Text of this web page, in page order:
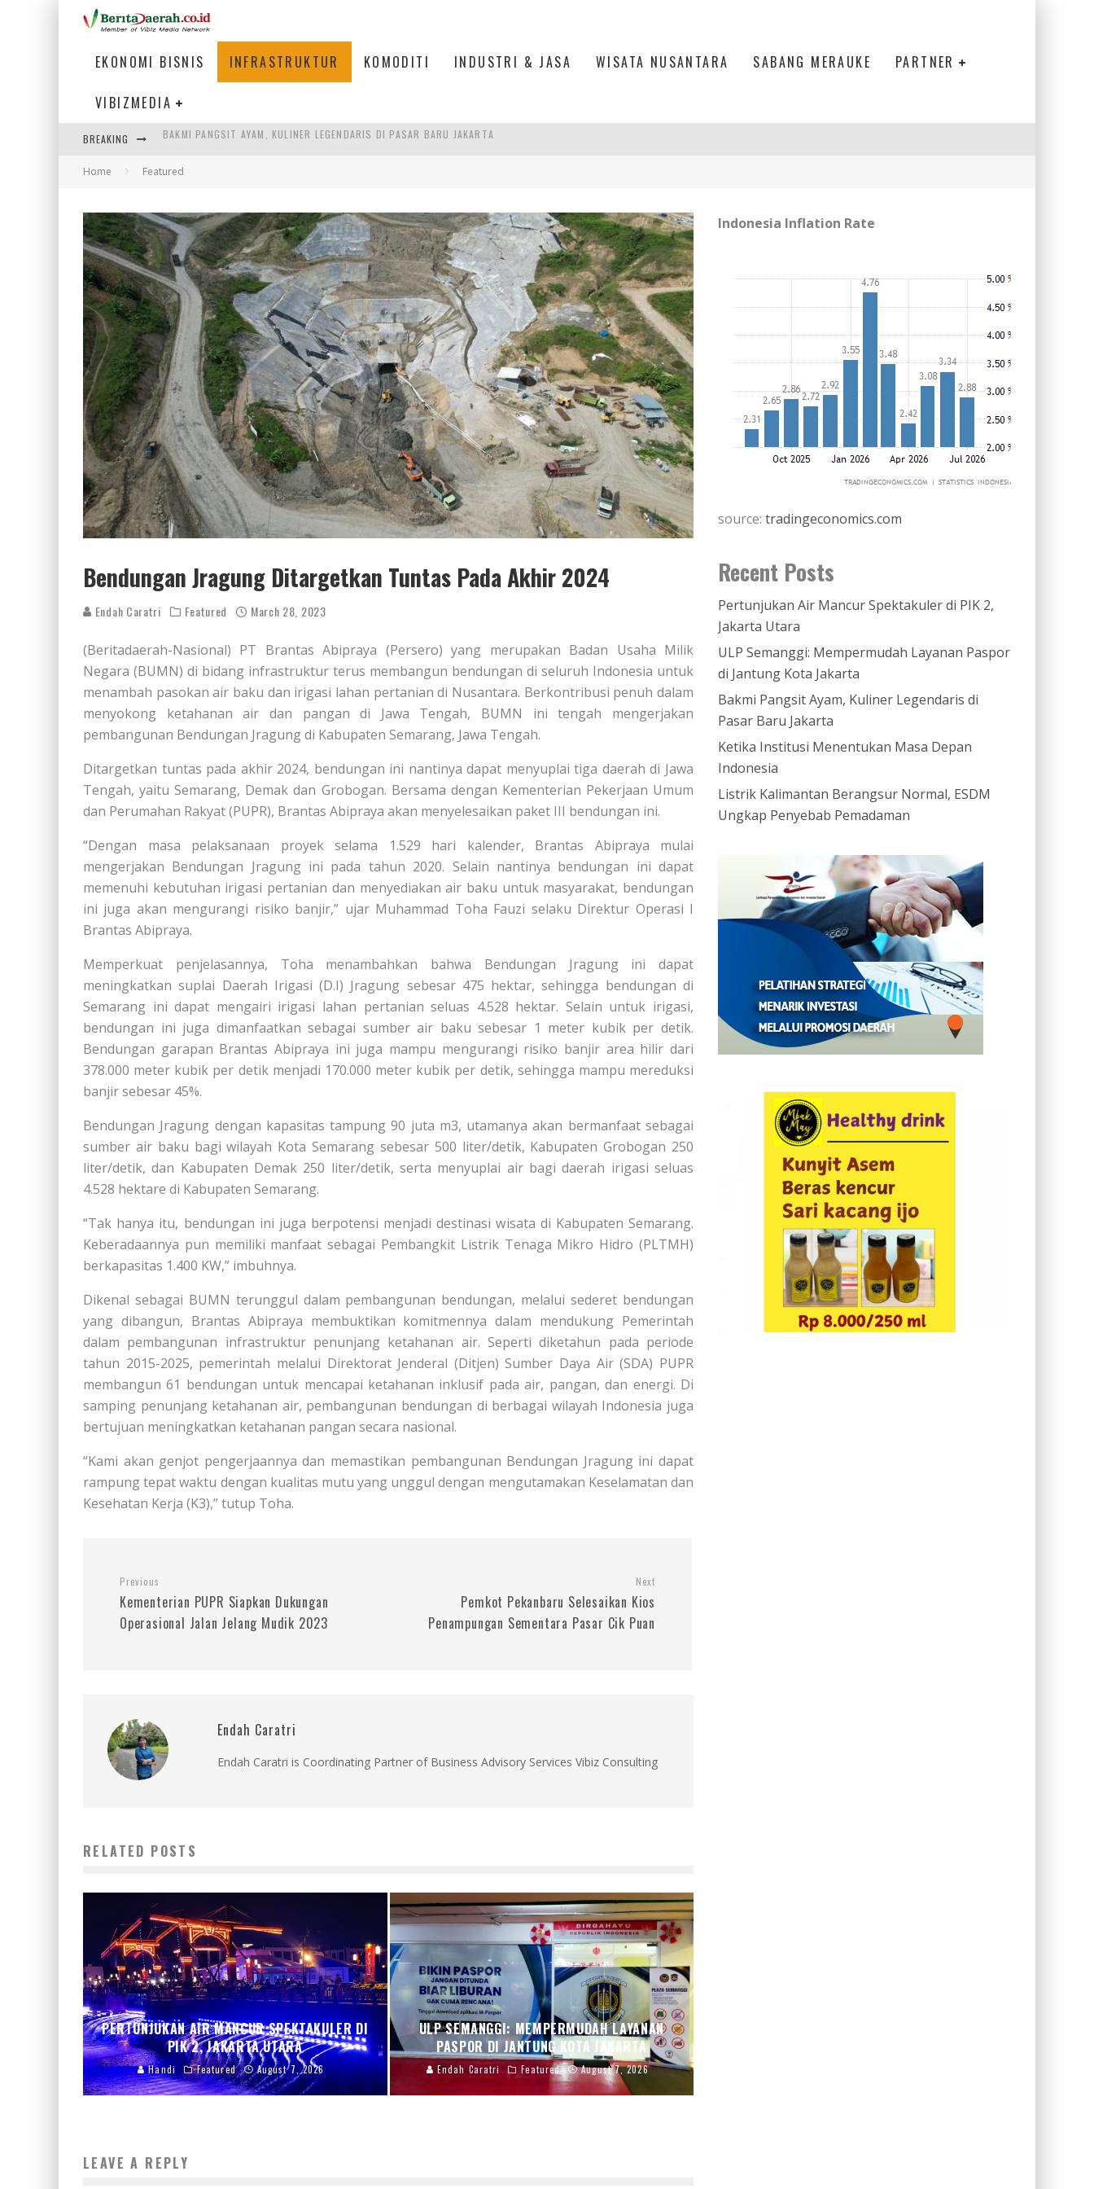
EKONOMI BISNIS INFRASTRUKTUR KOMODITI INDUSTRI & JASA WISATA NUSANTARA SABANG MERAUKE PARTNER
VIBIZMEDIA
BREAKING KETIKA INSTITUSI MENENTUKAN MASA DEPAN INDONESIA
PERTUNJUKAN AIR MANCUR SPEKTAKULER DI PIK 2, JAKARTA UTARA
BAKMI PANGSIT AYAM, KULINER LEGENDARIS DI PASAR BARU JAKARTA
Home Featured
Bendungan Jragung Ditargetkan Tuntas Pada Akhir 2024
Endah Caratri Featured March 28, 2023
(Beritadaerah-Nasional) PT Brantas Abipraya (Persero) yang merupakan Badan Usaha Milik
Negara (BUMN) di bidang infrastruktur terus membangun bendungan di seluruh Indonesia untuk
menambah pasokan air baku dan irigasi lahan pertanian di Nusantara. Berkontribusi penuh dalam
menyokong ketahanan air dan pangan di Jawa Tengah, BUMN ini tengah mengerjakan
pembangunan Bendungan Jragung di Kabupaten Semarang, Jawa Tengah.
Ditargetkan tuntas pada akhir 2024, bendungan ini nantinya dapat menyuplai tiga daerah di Jawa
Tengah, yaitu Semarang, Demak dan Grobogan. Bersama dengan Kementerian Pekerjaan Umum
dan Perumahan Rakyat (PUPR), Brantas Abipraya akan menyelesaikan paket III bendungan ini.
“Dengan masa pelaksanaan proyek selama 1.529 hari kalender, Brantas Abipraya mulai
mengerjakan Bendungan Jragung ini pada tahun 2020. Selain nantinya bendungan ini dapat
memenuhi kebutuhan irigasi pertanian dan menyediakan air baku untuk masyarakat, bendungan
ini juga akan mengurangi risiko banjir,” ujar Muhammad Toha Fauzi selaku Direktur Operasi I
Brantas Abipraya.
Memperkuat penjelasannya, Toha menambahkan bahwa Bendungan Jragung ini dapat
meningkatkan suplai Daerah Irigasi (D.I) Jragung sebesar 475 hektar, sehingga bendungan di
Semarang ini dapat mengairi irigasi lahan pertanian seluas 4.528 hektar. Selain untuk irigasi,
bendungan ini juga dimanfaatkan sebagai sumber air baku sebesar 1 meter kubik per detik.
Bendungan garapan Brantas Abipraya ini juga mampu mengurangi risiko banjir area hilir dari
378.000 meter kubik per detik menjadi 170.000 meter kubik per detik, sehingga mampu mereduksi
banjir sebesar 45%.
Bendungan Jragung dengan kapasitas tampung 90 juta m3, utamanya akan bermanfaat sebagai
sumber air baku bagi wilayah Kota Semarang sebesar 500 liter/detik, Kabupaten Grobogan 250
liter/detik, dan Kabupaten Demak 250 liter/detik, serta menyuplai air bagi daerah irigasi seluas
4.528 hektare di Kabupaten Semarang.
“Tak hanya itu, bendungan ini juga berpotensi menjadi destinasi wisata di Kabupaten Semarang.
Keberadaannya pun memiliki manfaat sebagai Pembangkit Listrik Tenaga Mikro Hidro (PLTMH)
berkapasitas 1.400 KW,” imbuhnya.
Dikenal sebagai BUMN terunggul dalam pembangunan bendungan, melalui sederet bendungan
yang dibangun, Brantas Abipraya membuktikan komitmennya dalam mendukung Pemerintah
dalam pembangunan infrastruktur penunjang ketahanan air. Seperti diketahun pada periode
tahun 2015-2025, pemerintah melalui Direktorat Jenderal (Ditjen) Sumber Daya Air (SDA) PUPR
membangun 61 bendungan untuk mencapai ketahanan inklusif pada air, pangan, dan energi. Di
samping penunjang ketahanan air, pembangunan bendungan di berbagai wilayah Indonesia juga
bertujuan meningkatkan ketahanan pangan secara nasional.
“Kami akan genjot pengerjaannya dan memastikan pembangunan Bendungan Jragung ini dapat
rampung tepat waktu dengan kualitas mutu yang unggul dengan mengutamakan Keselamatan dan
Kesehatan Kerja (K3),” tutup Toha.
Previous
Kementerian PUPR Siapkan Dukungan
Operasional Jalan Jelang Mudik 2023
Next
Pemkot Pekanbaru Selesaikan Kios
Penampungan Sementara Pasar Cik Puan
Endah Caratri
Endah Caratri is Coordinating Partner of Business Advisory Services Vibiz Consulting
RELATED POSTS
PERTUNJUKAN AIR MANCUR SPEKTAKULER DI
PIK 2, JAKARTA UTARA
Handi Featured August 7, 2026
ULP SEMANGGI: MEMPERMUDAH LAYANAN
PASPOR DI JANTUNG KOTA JAKARTA
Endah Caratri Featured August 7, 2026
LEAVE A REPLY
Indonesia Inflation Rate
source: tradingeconomics.com
Recent Posts
Pertunjukan Air Mancur Spektakuler di PIK 2,
Jakarta Utara
ULP Semanggi: Mempermudah Layanan Paspor
di Jantung Kota Jakarta
Bakmi Pangsit Ayam, Kuliner Legendaris di
Pasar Baru Jakarta
Ketika Institusi Menentukan Masa Depan
Indonesia
Listrik Kalimantan Berangsur Normal, ESDM
Ungkap Penyebab Pemadaman